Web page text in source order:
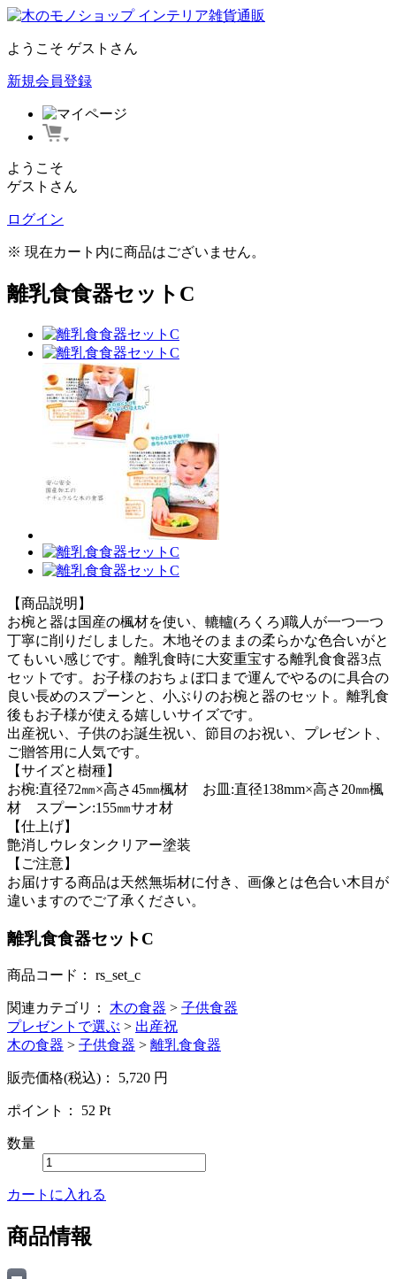
ようこそ ゲストさん
新規会員登録
ようこそ
ゲストさん
ログイン
※ 現在カート内に商品はございません。
離乳食食器セットC
【商品説明】
お椀と器は国産の楓材を使い、轆轤(ろくろ)職人が一つ一つ
丁寧に削りだしました。木地そのままの柔らかな色合いがと
てもいい感じです。離乳食時に大変重宝する離乳食食器3点
セットです。お子様のおちょぼ口まで運んでやるのに具合の
良い長めのスプーンと、小ぶりのお椀と器のセット。離乳食
後もお子様が使える嬉しいサイズです。
出産祝い、子供のお誕生祝い、節目のお祝い、プレゼント、
ご贈答用に人気です。
【サイズと樹種】
お椀:直径72㎜×高さ45㎜楓材 お皿:直径138mm×高さ20㎜楓
材 スプーン:155㎜サオ材
【仕上げ】
艶消しウレタンクリアー塗装
【ご注意】
お届けする商品は天然無垢材に付き、画像とは色合い木目が
違いますのでご了承ください。
離乳食食器セットC
商品コード： rs_set_c
関連カテゴリ： 木の食器 > 子供食器
プレゼントで選ぶ > 出産祝
木の食器 > 子供食器 > 離乳食食器
販売価格(税込)： 5,720 円
ポイント： 52 Pt
数量
カートに入れる
商品情報